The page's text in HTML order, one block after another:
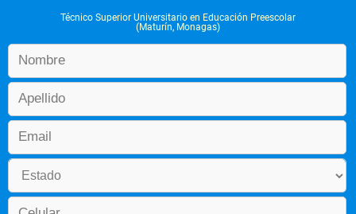
Técnico Superior Universitario en Educación Preescolar
(Maturín, Monagas)